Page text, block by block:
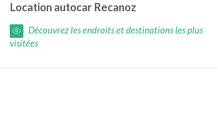
Location autocar Recanoz
Découvrez les endroits et destinations les plus
visitées